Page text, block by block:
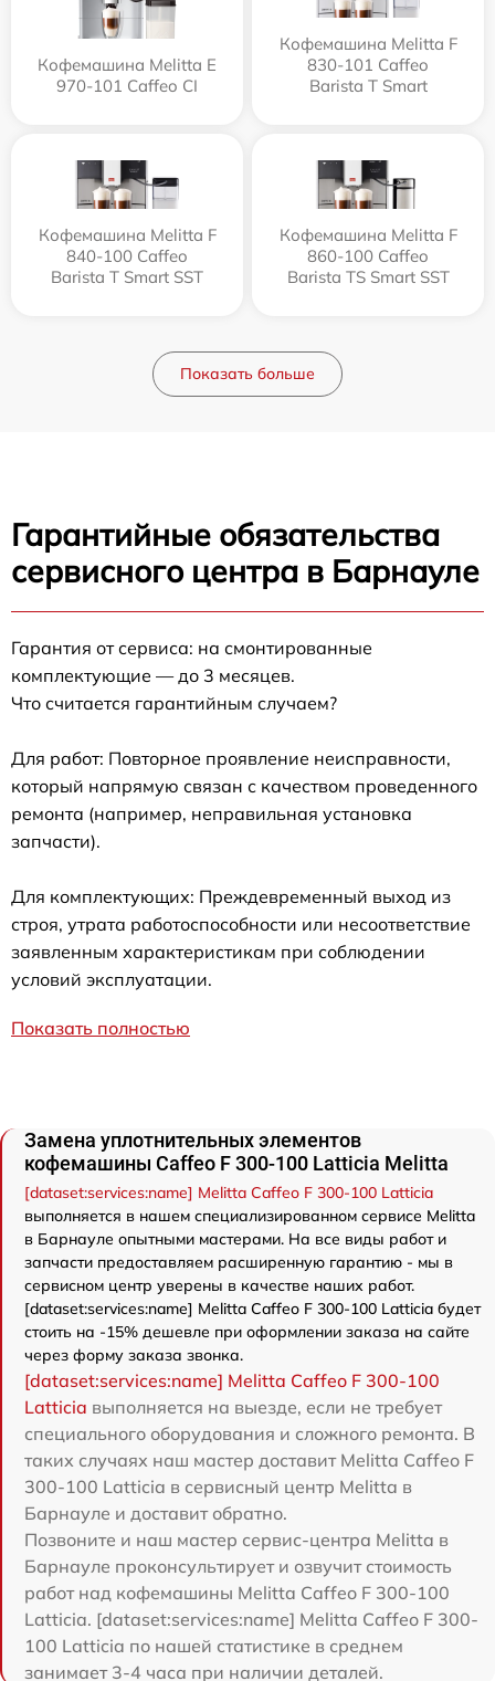
Кофемашина Melitta Е
970-101 Caffeo CI
Кофемашина Melitta F
830-101 Caffeo
Barista T Smart
Кофемашина Melitta F
840-100 Caffeo
Barista T Smart SST
Кофемашина Melitta F
860-100 Caffeo
Barista TS Smart SST
Показать больше
Гарантийные обязательства
сервисного центра в Барнауле
Гарантия от сервиса: на смонтированные
комплектующие — до 3 месяцев.
Что считается гарантийным случаем?
Для работ: Повторное проявление неисправности,
который напрямую связан с качеством проведенного
ремонта (например, неправильная установка
запчасти).
Для комплектующих: Преждевременный выход из
строя, утрата работоспособности или несоответствие
заявленным характеристикам при соблюдении
условий эксплуатации.
Показать полностью
Замена уплотнительных элементов
кофемашины Caffeo F 300-100 Latticia Melitta
[dataset:services:name] Melitta Caffeo F 300-100 Latticia
выполняется в нашем специализированном сервисе Melitta
в Барнауле опытными мастерами. На все виды работ и
запчасти предоставляем расширенную гарантию - мы в
сервисном центр уверены в качестве наших работ.
[dataset:services:name] Melitta Caffeo F 300-100 Latticia будет
стоить на -15% дешевле при оформлении заказа на сайте
через форму заказа звонка.
[dataset:services:name] Melitta Caffeo F 300-100
Latticia выполняется на выезде, если не требует
специального оборудования и сложного ремонта. В
таких случаях наш мастер доставит Melitta Caffeo F
300-100 Latticia в сервисный центр Melitta в
Барнауле и доставит обратно.
Позвоните и наш мастер сервис-центра Melitta в
Барнауле проконсультирует и озвучит стоимость
работ над кофемашины Melitta Caffeo F 300-100
Latticia. [dataset:services:name] Melitta Caffeo F 300-
100 Latticia по нашей статистике в среднем
занимает 3-4 часа при наличии деталей.